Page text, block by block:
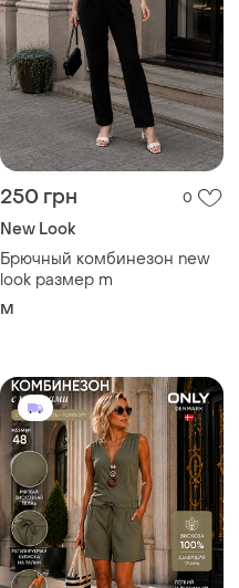
250 грн 0
New Look
Брючный комбинезон new
look размер m
M